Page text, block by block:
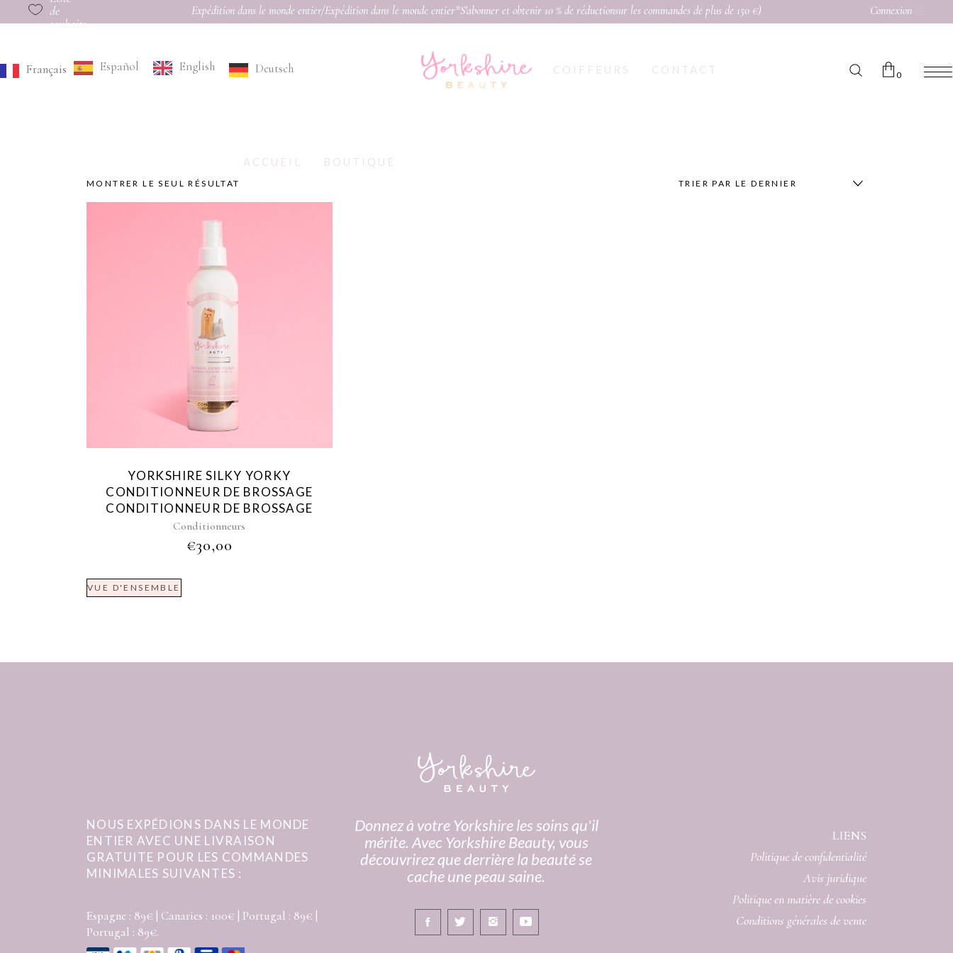
de
souhaits
Expédition dans le monde entier/Expédition dans le monde entier*S'abonner et obtenir 10 % de réductionsur les commandes de plus de 150 €) Connexion
Français Español English Deutsch
ACCUEIL BOUTIQUE
COIFFEURS CONTACT 0
MONTRER LE SEUL RÉSULTAT TRIER PAR LE DERNIER
YORKSHIRE SILKY YORKY
CONDITIONNEUR DE BROSSAGE
CONDITIONNEUR DE BROSSAGE
Conditionneurs
€30,00
VUE D'ENSEMBLE
NOUS EXPÉDIONS DANS LE MONDE
ENTIER AVEC UNE LIVRAISON
GRATUITE POUR LES COMMANDES
MINIMALES SUIVANTES :
Espagne : 89€ | Canaries : 100€ | Portugal : 89€ |
Portugal : 89€.
Donnez à votre Yorkshire les soins qu'il
mérite. Avec Yorkshire Beauty, vous
découvrirez que derrière la beauté se
cache une peau saine.
LIENS
Politique de confidentialité
Avis juridique
Politique en matière de cookies
Conditions générales de vente